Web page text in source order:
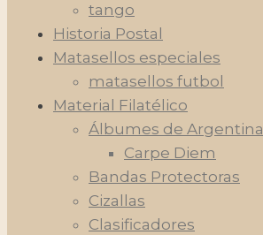
tango
Historia Postal
Matasellos especiales
matasellos futbol
Material Filatélico
Álbumes de Argentina
Carpe Diem
Bandas Protectoras
Cizallas
Clasificadores